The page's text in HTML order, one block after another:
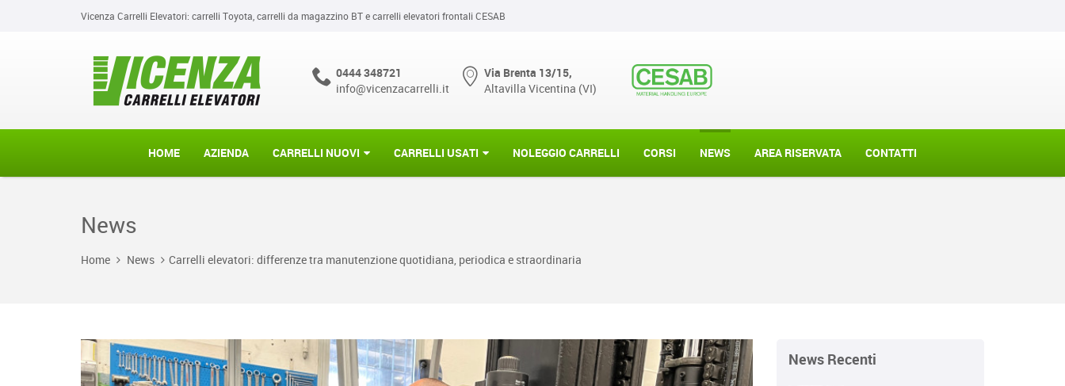
Vicenza Carrelli Elevatori: carrelli Toyota, carrelli da magazzino BT e carrelli elevatori frontali CESAB
0444 348721
info@vicenzacarrelli.it
Via Brenta 13/15,
Altavilla Vicentina (VI)
HOME AZIENDA CARRELLI NUOVI CARRELLI USATI NOLEGGIO CARRELLI CORSI NEWS AREA RISERVATA CONTATTI
News
Home News Carrelli elevatori: differenze tra manutenzione quotidiana, periodica e straordinaria
News Recenti